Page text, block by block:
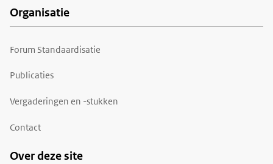
Organisatie
Forum Standaardisatie
Publicaties
Vergaderingen en -stukken
Contact
Over deze site